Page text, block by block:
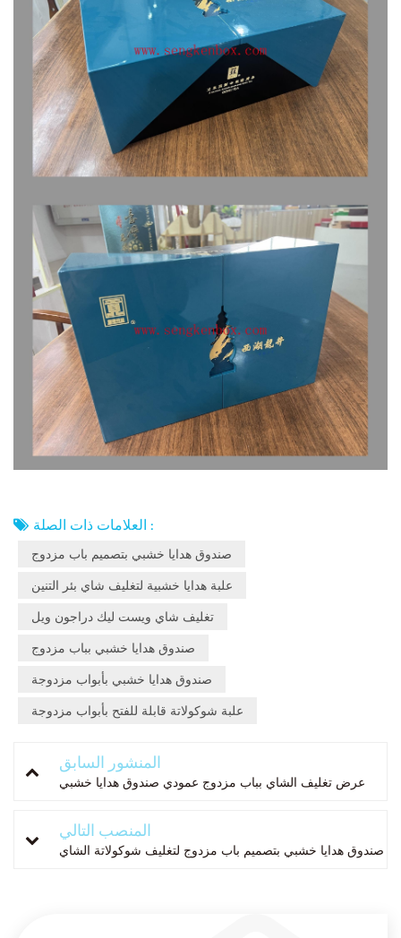
العلامات ذات الصلة :
صندوق هدايا خشبي بتصميم باب مزدوج
علبة هدايا خشبية لتغليف شاي بئر التنين
تغليف شاي ويست ليك دراجون ويل
صندوق هدايا خشبي بباب مزدوج
صندوق هدايا خشبي بأبواب مزدوجة
علبة شوكولاتة قابلة للفتح بأبواب مزدوجة
المنشور السابق
عرض تغليف الشاي بباب مزدوج عمودي صندوق هدايا خشبي
المنصب التالي
صندوق هدايا خشبي بتصميم باب مزدوج لتغليف شوكولاتة الشاي